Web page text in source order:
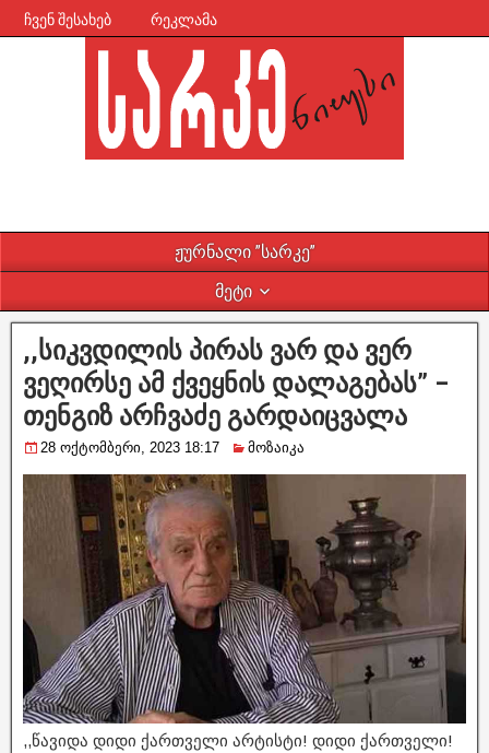
ჩვენ შესახებ რეკლამა
ჟურნალი ”სარკე”
მეტი
,,სიკვდილის პირას ვარ და ვერ
ვეღირსე ამ ქვეყნის დალაგებას” –
თენგიზ არჩვაძე გარდაიცვალა
28 ოქტომბერი, 2023 18:17 მოზაიკა
,,წავიდა დიდი ქართველი არტისტი! დიდი ქართველი!